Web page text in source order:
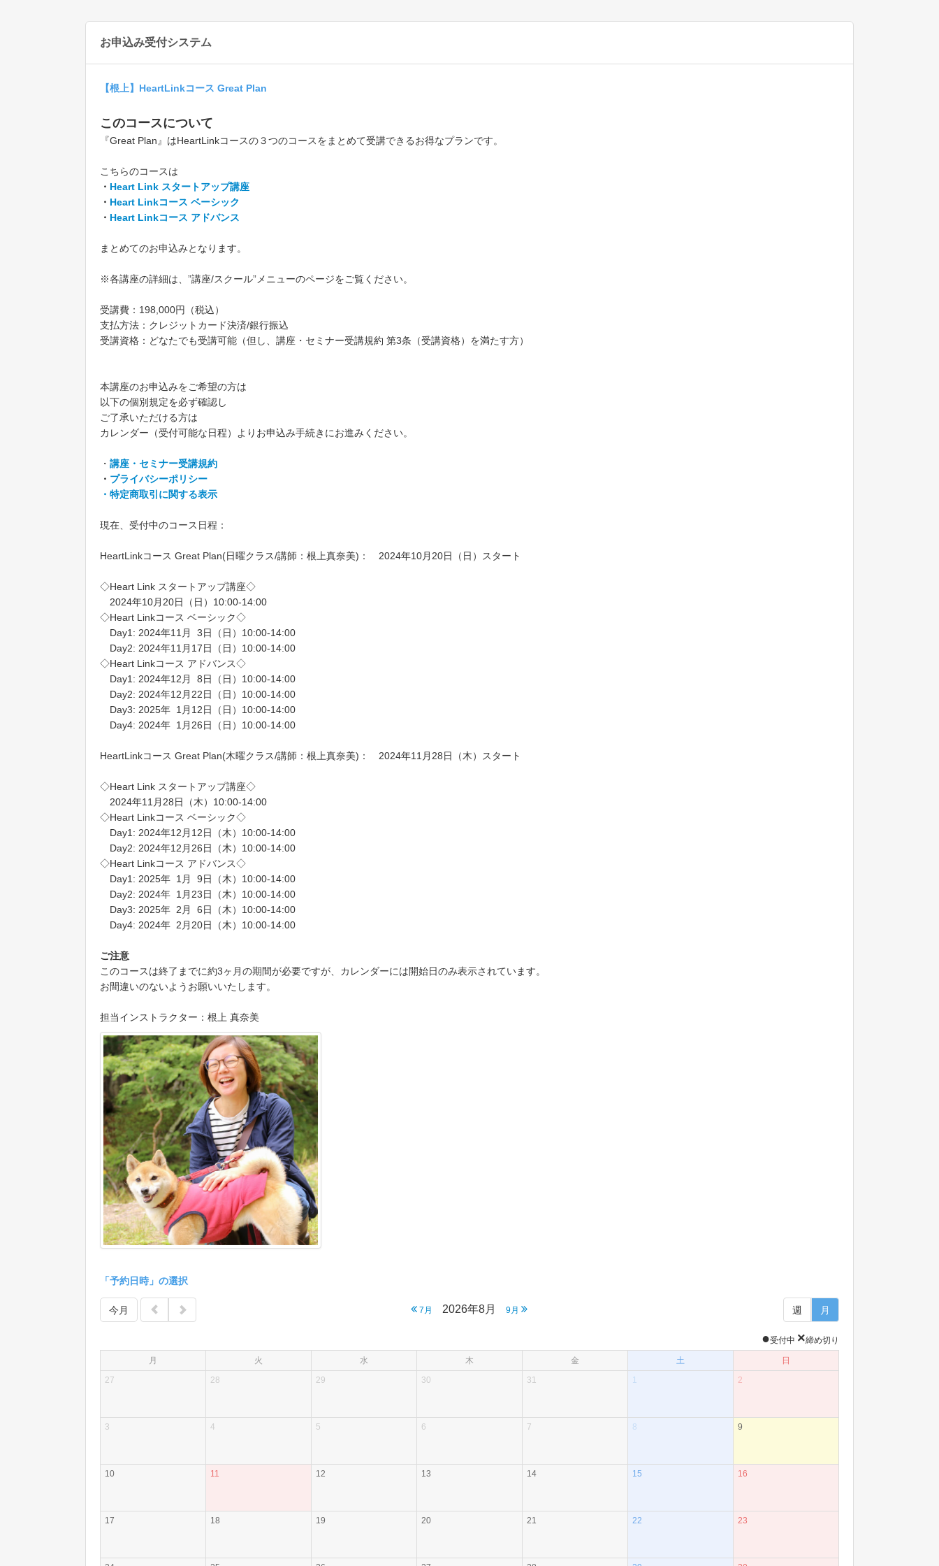
お申込み受付システム
【根上】HeartLinkコース Great Plan
このコースについて
『Great Plan』はHeartLinkコースの３つのコースをまとめて受講できるお得なプランです。
こちらのコースは
・ Heart Link スタートアップ講座
・ Heart Linkコース ベーシック
・ Heart Linkコース アドバンス
まとめてのお申込みとなります。
※各講座の詳細は、”講座/スクール”メニューのページをご覧ください。
受講費：198,000円（税込）
支払方法：クレジットカード決済/銀行振込
受講資格：どなたでも受講可能（但し、講座・セミナー受講規約 第3条（受講資格）を満たす方）
本講座のお申込みをご希望の方は
以下の個別規定を必ず確認し
ご了承いただける方は
カレンダー（受付可能な日程）よりお申込み手続きにお進みください。
・ 講座・セミナー受講規約
・ プライバシーポリシー
・特定商取引に関する表示
現在、受付中のコース日程：
HeartLinkコース Great Plan(日曜クラス/講師：根上真奈美)： 2024年10月20日（日）スタート
◇Heart Link スタートアップ講座◇
2024年10月20日（日）10:00-14:00
◇Heart Linkコース ベーシック◇
Day1: 2024年11月 3日（日）10:00-14:00
Day2: 2024年11月17日（日）10:00-14:00
◇Heart Linkコース アドバンス◇
Day1: 2024年12月 8日（日）10:00-14:00
Day2: 2024年12月22日（日）10:00-14:00
Day3: 2025年 1月12日（日）10:00-14:00
Day4: 2024年 1月26日（日）10:00-14:00
HeartLinkコース Great Plan(木曜クラス/講師：根上真奈美)： 2024年11月28日（木）スタート
◇Heart Link スタートアップ講座◇
2024年11月28日（木）10:00-14:00
◇Heart Linkコース ベーシック◇
Day1: 2024年12月12日（木）10:00-14:00
Day2: 2024年12月26日（木）10:00-14:00
◇Heart Linkコース アドバンス◇
Day1: 2025年 1月 9日（木）10:00-14:00
Day2: 2024年 1月23日（木）10:00-14:00
Day3: 2025年 2月 6日（木）10:00-14:00
Day4: 2024年 2月20日（木）10:00-14:00
ご注意
このコースは終了までに約3ヶ月の期間が必要ですが、カレンダーには開始日のみ表示されています。
お間違いのないようお願いいたします。
担当インストラクター：根上 真奈美
「予約日時」の選択
今月 7月 2026年8月 9月 週 月
●受付中 ×締め切り
月 火 水 木 金 土
日
27
28 29 30 31 1 2
3 4 5 6 7 8 9
10 11 12 13 14 15 16
17 18 19 20 21 22 23